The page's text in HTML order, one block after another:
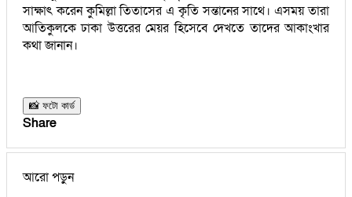
সাক্ষাৎ করেন কুমিল্লা তিতাসের এ কৃতি সন্তানের সাথে। এসময় তারা
আতিকুলকে ঢাকা উত্তরের মেয়র হিসেবে দেখতে তাদের আকাংখার
কথা জানান।
📸 ফটো কার্ড
Share
আরো পড়ুন